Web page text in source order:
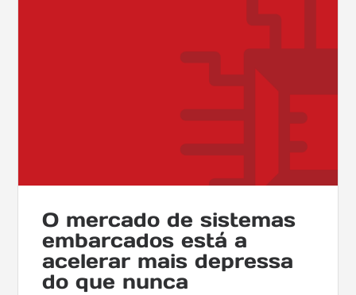
O mercado de sistemas
embarcados está a
acelerar mais depressa
do que nunca